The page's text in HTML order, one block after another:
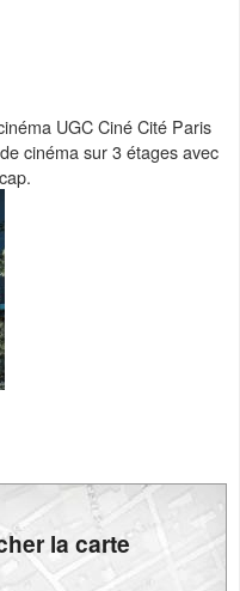
UGC Ciné Cité Paris
cinéma sur 3 étages avec
la carte